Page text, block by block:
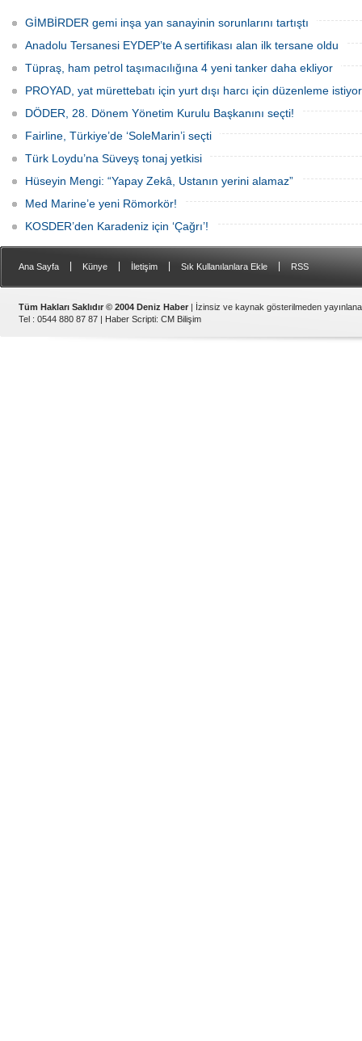
göllerle buluşuyor. Müşterilerin
taleplerine göre özel olarak tasarlanan
tekneler, donanım ve özelliklerine göre
Federasyonu (FASA), ASEAN’ın ilk
Koruma ve Tazminat Sigortası (P&I)
Kulübünü kurmak için çalışma
GİMBİRDER gemi inşa yan sanayinin sorunlarını tartıştı
Anadolu Tersanesi EYDEP’te A sertifikası alan ilk tersane oldu
Tüpraş, ham petrol taşımacılığına 4 yeni tanker daha ekliyor
PROYAD, yat mürettebatı için yurt dışı harcı için düzenleme istiyor
DÖDER, 28. Dönem Yönetim Kurulu Başkanını seçti!
Fairline, Türkiye’de ‘SoleMarin’i seçti
Türk Loydu’na Süveyş tonaj yetkisi
Hüseyin Mengi: “Yapay Zekâ, Ustanın yerini alamaz”
Med Marine’e yeni Römorkör!
KOSDER’den Karadeniz için ‘Çağrı’!
Ana Sayfa Künye İletişim Sık Kullanılanlara Ekle RSS
Tüm Hakları Saklıdır © 2004 Deniz Haber | İzinsiz ve kaynak gösterilmeden
Tel : 0544 880 87 87 | Haber Scripti: CM Bilişim